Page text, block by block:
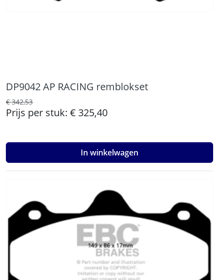
DP9042 AP RACING remblokset
€ 342,53
Prijs per stuk: € 325,40
In winkelwagen